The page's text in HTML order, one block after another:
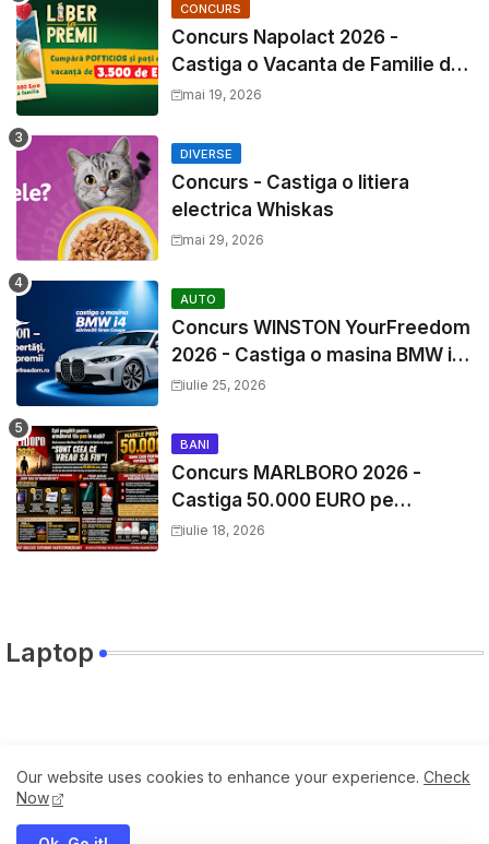
CONCURS
Concurs Napolact 2026 -
Castiga o Vacanta de Familie de
3500 Euro
mai 19, 2026
DIVERSE
Concurs - Castiga o litiera
electrica Whiskas
mai 29, 2026
AUTO
Concurs WINSTON YourFreedom
2026 - Castiga o masina BMW i4
si mii de premii cash
iulie 25, 2026
BANI
Concurs MARLBORO 2026 -
Castiga 50.000 EURO pe
YourDecision.ro
iulie 18, 2026
Laptop
Travel
Our website uses cookies to enhance your experience. Check
Now